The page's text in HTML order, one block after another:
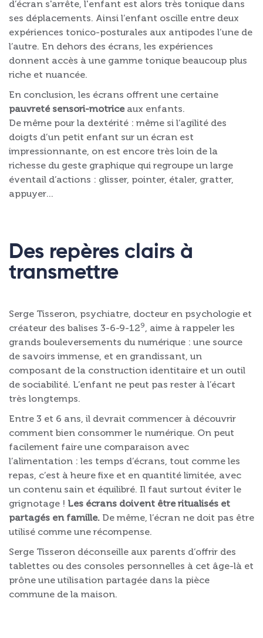
d’écran s'arrête, l'enfant est alors très tonique dans
ses déplacements. Ainsi l’enfant oscille entre deux
expériences tonico-posturales aux antipodes l’une de
l’autre. En dehors des écrans, les expériences
donnent accès à une gamme tonique beaucoup plus
riche et nuancée.
En conclusion, les écrans offrent une certaine
pauvreté sensori-motriceaux enfants.
De même pour la dextérité : même si l’agilité des
doigts d’un petit enfant sur un écran est
impressionnante, on est encore très loin de la
richesse du geste graphique qui regroupe un large
éventail d’actions : glisser, pointer, étaler, gratter,
appuyer…
Des repères clairs à
transmettre
Serge Tisseron, psychiatre, docteur en psychologie et
créateur des balises 3-6-9-129
, aime à rappeler les
grands bouleversements du numérique : une source
de savoirs immense, et en grandissant, un
composant de la construction identitaire et un outil
de sociabilité. L’enfant ne peut pas rester à l’écart
très longtemps.
Entre 3 et 6 ans, il devrait commencer à découvrir
comment bien consommer le numérique. On peut
facilement faire une comparaison avec
l’alimentation : les temps d’écrans, tout comme les
repas, c’est à heure fixe et en quantité limitée, avec
un contenu sain et équilibré. Il faut surtout éviter le
grignotage ! Les écrans doivent être ritualisés et
partagés en famille. De même, l’écran ne doit pas être
utilisé comme une récompense.
Serge Tisseron déconseille aux parents d’offrir des
tablettes ou des consoles personnelles à cet âge-là et
prône une utilisation partagée dans la pièce
commune de la maison.